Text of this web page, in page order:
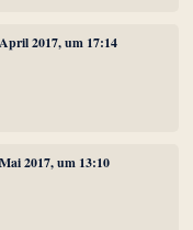
2017, um 17:14
2017, um 13:10